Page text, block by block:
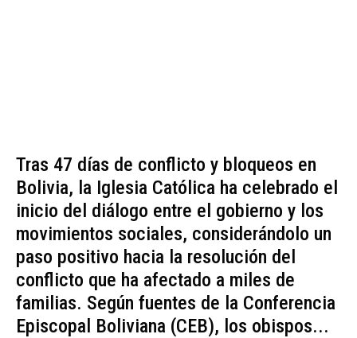
Tras 47 días de conflicto y bloqueos en
Bolivia, la Iglesia Católica ha celebrado el
inicio del diálogo entre el gobierno y los
movimientos sociales, considerándolo un
paso positivo hacia la resolución del
conflicto que ha afectado a miles de
familias. Según fuentes de la Conferencia
Episcopal Boliviana (CEB), los obispos...